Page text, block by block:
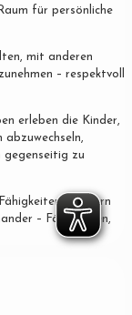
für persönliche
mit anderen
– respektvoll
erleben die Kinder,
abzuwechseln,
gegenseitig zu
sondern
– Fähigkeiten,